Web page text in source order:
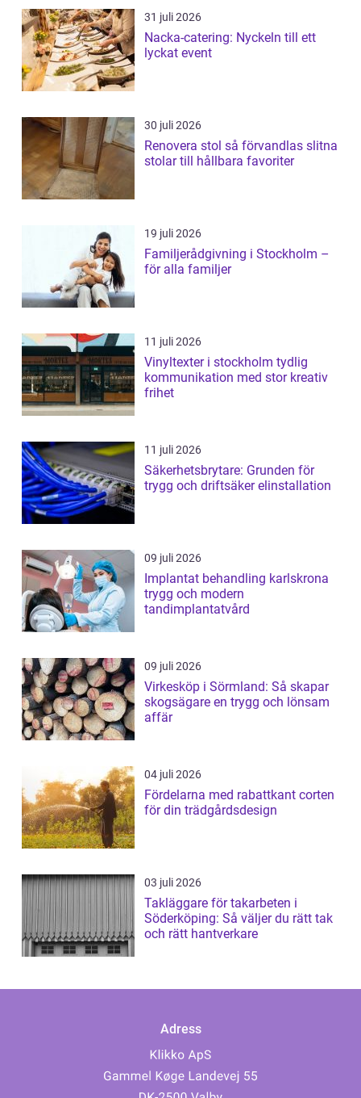
31 juli 2026
Nacka-catering: Nyckeln till ett
lyckat event
30 juli 2026
Renovera stol så förvandlas slitna
stolar till hållbara favoriter
19 juli 2026
Familjerådgivning i Stockholm –
för alla familjer
11 juli 2026
Vinyltexter i stockholm tydlig
kommunikation med stor kreativ
frihet
11 juli 2026
Säkerhetsbrytare: Grunden för
trygg och driftsäker elinstallation
09 juli 2026
Implantat behandling karlskrona
trygg och modern
tandimplantatvård
09 juli 2026
Virkesköp i Sörmland: Så skapar
skogsägare en trygg och lönsam
affär
04 juli 2026
Fördelarna med rabattkant corten
för din trädgårdsdesign
03 juli 2026
Takläggare för takarbeten i
Söderköping: Så väljer du rätt tak
och rätt hantverkare
Adress